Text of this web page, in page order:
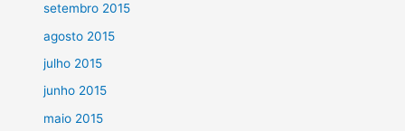
setembro 2015
agosto 2015
julho 2015
junho 2015
maio 2015